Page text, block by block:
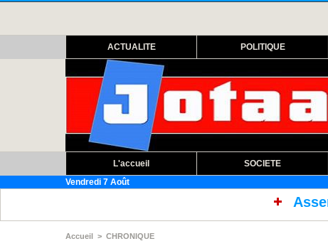
ACTUALITE POLITIQUE
L'accueil SOCIETE
Vendredi 7 Août
Assemblée nationale :
Accueil > CHRONIQUE